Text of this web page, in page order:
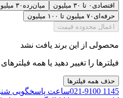
اقتصادی ۰ تا ۳۰ میلیون میان‌رده ۳۰ میلیون تا ۷۰ میلیون
حرفه‌ای ۷۰ میلیون تا ۱۰۰ میلیون
اعمال محدوده قیمت
محصولی از این برند یافت نشد
فیلترها را تغییر دهید یا همه
حذف همه فیلترها
021-9100 1145ساعت پاسخگویی شنبه تا